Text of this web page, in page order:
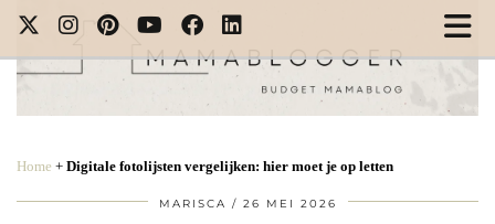
Home + Digitale fotolijsten vergelijken: hier moet je op letten
MARISCA 26 MEI 2026